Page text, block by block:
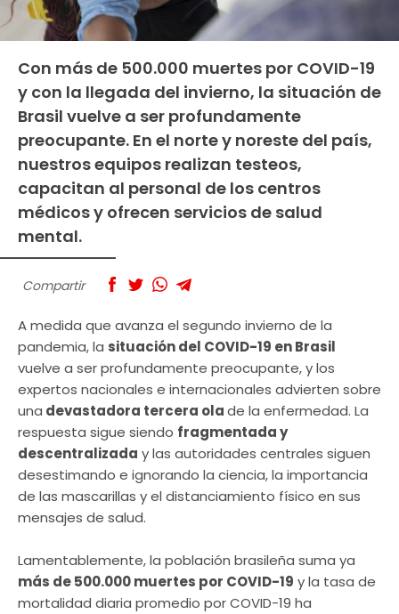
Con más de 500.000 muertes por COVID-19
y con la llegada del invierno, la situación de
Brasil vuelve a ser profundamente
preocupante. En el norte y noreste del país,
nuestros equipos realizan testeos,
capacitan al personal de los centros
médicos y ofrecen servicios de salud
mental.
Compartir
A medida que avanza el segundo invierno de la
pandemia, la situación del COVID-19 en Brasil
vuelve a ser profundamente preocupante, y los
expertos nacionales e internacionales advierten sobre
una devastadora tercera olade la enfermedad. La
respuesta sigue siendo fragmentada y
descentralizada y las autoridades centrales siguen
desestimando e ignorando la ciencia, la importancia
de las mascarillas y el distanciamiento físico en sus
mensajes de salud.
Lamentablemente, la población brasileña suma ya
más de 500.000 muertes por COVID-19 y la tasa de
mortalidad diaria promedio por COVID-19 ha